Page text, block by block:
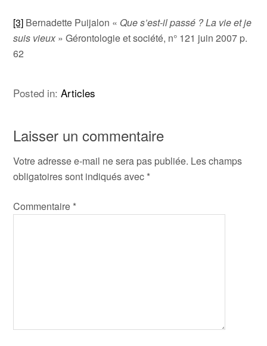
[3] Bernadette Puijalon « Que s’est-il passé ? La vie et je
suis vieux» Gérontologie et société, n° 121 juin 2007 p.
62
Posted in:Articles
Laisser un commentaire
Votre adresse e-mail ne sera pas publiée. Les champs
obligatoires sont indiqués avec *
Commentaire *